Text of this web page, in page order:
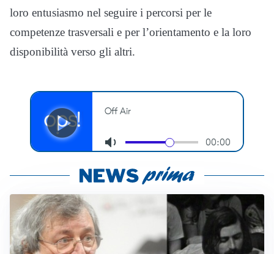
loro entusiasmo nel seguire i percorsi per le
competenze trasversali e per l’orientamento e la loro
disponibilità verso gli altri.